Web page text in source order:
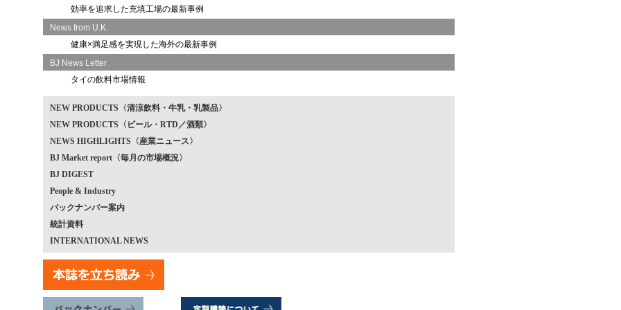
効率を追求した充填工場の最新事例
News from U.K.
健康×満足感を実現した海外の最新事例
BJ News Letter
タイの飲料市場情報
NEW PRODUCTS〈清涼飲料・牛乳・乳製品〉
NEW PRODUCTS〈ビール・RTD／酒類〉
NEWS HIGHLIGHTS〈産業ニュース〉
BJ Market report〈毎月の市場概況〉
BJ DIGEST
People & Industry
バックナンバー案内
統計資料
INTERNATIONAL NEWS